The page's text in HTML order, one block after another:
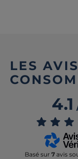
LES
4.1
Basé sur 7 avis